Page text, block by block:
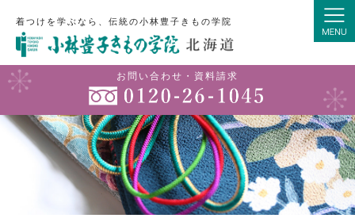
着つけを学ぶなら、伝統の小林豊子きもの学院
お問い合わせ・資料請求